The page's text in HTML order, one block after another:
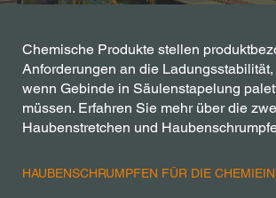
Chemische Produkte stellen
Anforderungen an die
wenn Gebinde in Säulenstapelung
müssen. Erfahren Sie mehr über die
Haubenstretchen und
HAUBENSCHRUMPFEN FÜR DIE